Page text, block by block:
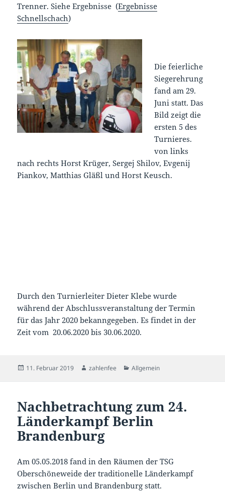
Trenner. Siehe Ergebnisse (Ergebnisse
Schnellschach)
Die feierliche
Siegerehrung
fand am 29.
Juni statt. Das
Bild zeigt die
ersten 5 des
Turnieres.
von links
nach rechts Horst Krüger, Sergej Shilov, Evgenij
Piankov, Matthias Gläßl und Horst Keusch.
Durch den Turnierleiter Dieter Klebe wurde
während der Abschlussveranstaltung der Termin
für das Jahr 2020 bekanngegeben. Es findet in der
Zeit vom 20.06.2020 bis 30.06.2020.
Veröffentlicht
11. Februar 2019 Autor
zahlenfee Kategorien
Allgemein
Nachbetrachtung zum 24.
Länderkampf Berlin
Brandenburg
Am 05.05.2018 fand in den Räumen der TSG
Oberschöneweide der traditionelle Länderkampf
zwischen Berlin und Brandenburg statt.